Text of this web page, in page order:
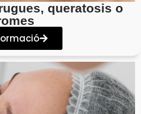
queratosis o